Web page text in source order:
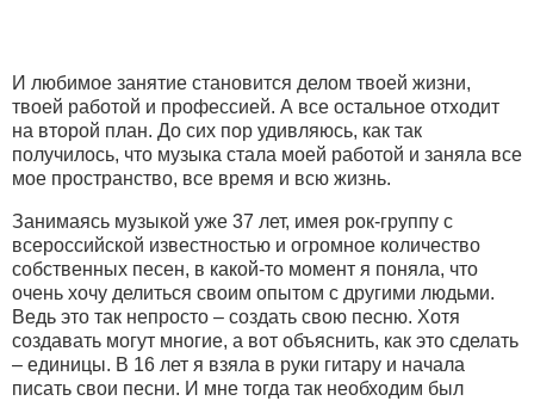
И любимое занятие становится делом твоей жизни,
твоей работой и профессией. А все остальное отходит
на второй план. До сих пор удивляюсь, как так
получилось, что музыка стала моей работой и заняла все
мое пространство, все время и всю жизнь.
Занимаясь музыкой уже 37 лет, имея рок-группу с
всероссийской известностью и огромное количество
собственных песен, в какой-то момент я поняла, что
очень хочу делиться своим опытом с другими людьми.
Ведь это так непросто – создать свою песню. Хотя
создавать могут многие, а вот объяснить, как это сделать
– единицы. В 16 лет я взяла в руки гитару и начала
писать свои песни. И мне тогда так необходим был